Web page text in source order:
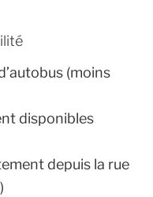
(moins
disponibles
depuis la rue